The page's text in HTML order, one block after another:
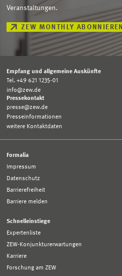
Veranstaltungen.
ZEW MONTHLY ABONNIEREN
Empfang und allgemeine Auskünfte
Tel. +49 621 1235-01
info@zew.de
Pressekontakt
presse@zew.de
Presseinformationen
weitere Kontaktdaten
Formalia
Impressum
Datenschutz
Barrierefreiheit
Barriere melden
Schnelleinstiege
Expertenliste
ZEW-Konjunkturerwartungen
Karriere
Forschung am ZEW